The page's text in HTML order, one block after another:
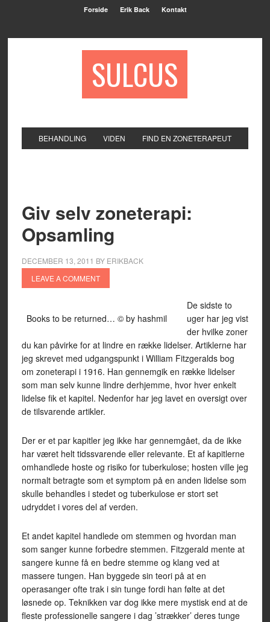
Forside Erik Back Kontakt
SULCUS
BEHANDLING VIDEN FIND EN ZONETERAPEUT
Giv selv zoneterapi:
Opsamling
DECEMBER 13, 2011 BY ERIKBACK
LEAVE A COMMENT
Books to be returned… © by hashmil
De sidste to
uger har jeg vist
der hvilke zoner
du kan påvirke for at lindre en række lidelser. Artiklerne har
jeg skrevet med udgangspunkt i William Fitzgeralds bog
om zoneterapi i 1916. Han gennemgik en række lidelser
som man selv kunne lindre derhjemme, hvor hver enkelt
lidelse fik et kapitel. Nedenfor har jeg lavet en oversigt over
de tilsvarende artikler.
Der er et par kapitler jeg ikke har gennemgået, da de ikke
har været helt tidssvarende eller relevante. Et af kapitlerne
omhandlede hoste og risiko for tuberkulose; hosten ville jeg
normalt betragte som et symptom på en anden lidelse som
skulle behandles i stedet og tuberkulose er stort set
udryddet i vores del af verden.
Et andet kapitel handlede om stemmen og hvordan man
som sanger kunne forbedre stemmen. Fitzgerald mente at
sangere kunne få en bedre stemme og klang ved at
massere tungen. Han byggede sin teori på at en
operasanger ofte trak i sin tunge fordi han følte at det
løsnede op. Teknikken var dog ikke mere mystisk end at de
fleste professionelle sangere i dag ’strækker’ deres tunge